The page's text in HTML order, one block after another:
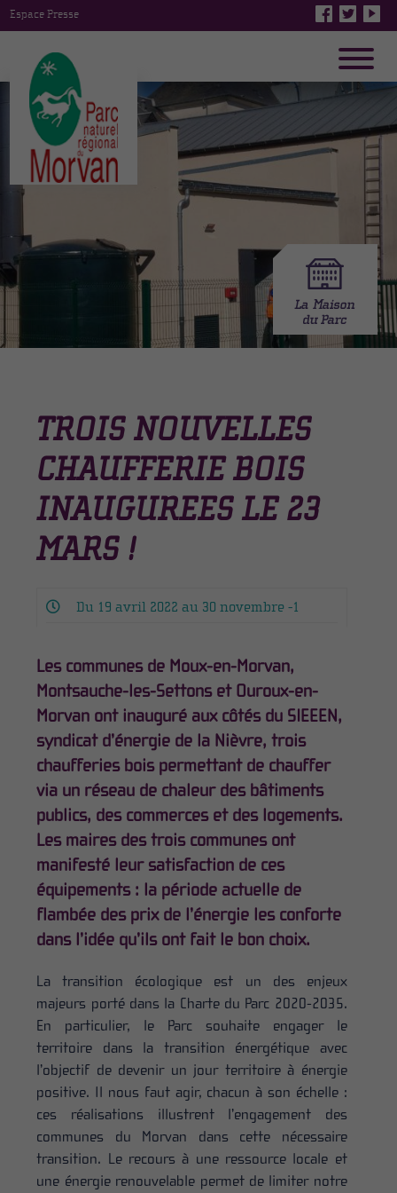
Espace Presse
TROIS NOUVELLES
CHAUFFERIE BOIS
INAUGUREES LE 23
MARS !
Du 19 avril 2022 au 30 novembre -1
Les communes de Moux-en-Morvan,
Montsauche-les-Settons et Ouroux-en-
Morvan ont inauguré aux côtés du SIEEEN,
syndicat d’énergie de la Nièvre, trois
chaufferies bois permettant de chauffer
via un réseau de chaleur des bâtiments
publics, des commerces et des logements.
Les maires des trois communes ont
manifesté leur satisfaction de ces
équipements : la période actuelle de
flambée des prix de l’énergie les conforte
dans l’idée qu’ils ont fait le bon choix.
La transition écologique est un des enjeux
majeurs porté dans la Charte du Parc 2020-2035.
En particulier, le Parc souhaite engager le
territoire dans la transition énergétique avec
l’objectif de devenir un jour territoire à énergie
positive. Il nous faut agir, chacun à son échelle :
ces réalisations illustrent l’engagement des
communes du Morvan dans cette nécessaire
transition. Le recours à une ressource locale et
une énergie renouvelable permet de limiter notre